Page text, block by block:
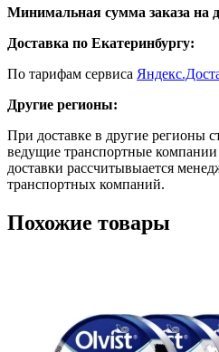
Минимальная сумма заказа на
Доставка по Екатеринбургу:
По тарифам сервиса
Другие регионы:
При доставке в другие регионы
ведущие транспортные
доставки рассчитывыается
транспортных компаний.
Похожие товары